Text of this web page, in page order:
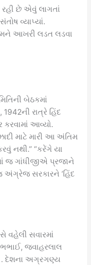
રહી છે એવું લાગતાં
વ્યાપ્યાં.
આખરી લડત લડવા
બેઠકમાં
રાત્રે હિંદ
કરવામાં આવ્યો.
માટે મારી આ અંતિમ
નથી.” “કરેંગે યા
જ ગાંધીજીએ પ્રજાને
અંગ્રેજ સરકારને ‘હિંદ
વહેલી સવારમાં
જવાહરલાલ
. દેશના અગ્રગણ્ય